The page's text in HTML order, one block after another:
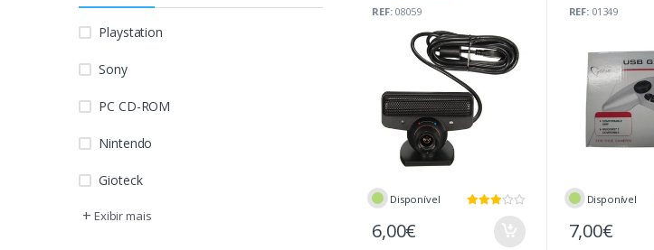
Playstation
Sony
PC CD-ROM
Nintendo
Gioteck
+ Exibir mais
REF:08059
Disponível
6,00€
REF:01349
Disponível
7,00€